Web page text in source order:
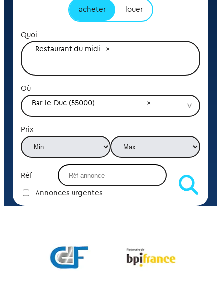
acheter louer
Quoi
Restaurant du midi
Où
Bar-le-Duc (55000)
Prix
Réf
Annonces urgentes